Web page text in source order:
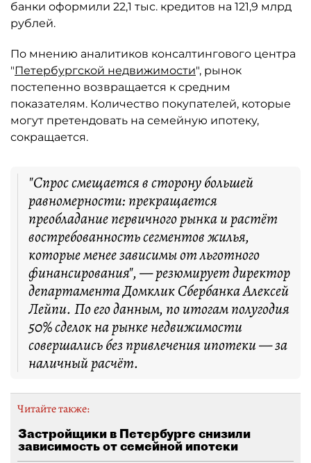
банки оформили 22,1 тыс. кредитов на 121,9 млрд
рублей.
По мнению аналитиков консалтингового центра
"Петербургской недвижимости", рынок
постепенно возвращается к средним
показателям. Количество покупателей, которые
могут претендовать на семейную ипотеку,
сокращается.
"Спрос смещается в сторону большей
равномерности: прекращается
преобладание первичного рынка и растёт
востребованность сегментов жилья,
которые менее зависимы от льготного
финансирования", — резюмирует директор
департамента Домклик Сбербанка Алексей
Лейпи. По его данным, по итогам полугодия
50% сделок на рынке недвижимости
совершались без привлечения ипотеки — за
наличный расчёт.
Читайте также:
Застройщики в Петербурге снизили
зависимость от семейной ипотеки